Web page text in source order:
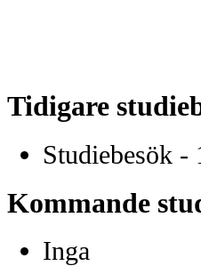
Tidigare
Studiebesök -
Kommande
Inga